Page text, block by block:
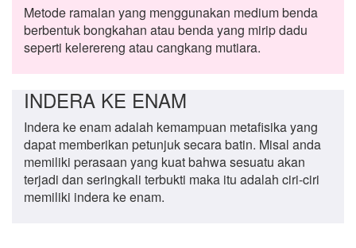
Metode ramalan yang menggunakan medium benda
berbentuk bongkahan atau benda yang mirip dadu
seperti kelerereng atau cangkang mutiara.
INDERA KE ENAM
Indera ke enam adalah kemampuan metafisika yang
dapat memberikan petunjuk secara batin. Misal anda
memiliki perasaan yang kuat bahwa sesuatu akan
terjadi dan seringkali terbukti maka itu adalah ciri-ciri
memiliki indera ke enam.